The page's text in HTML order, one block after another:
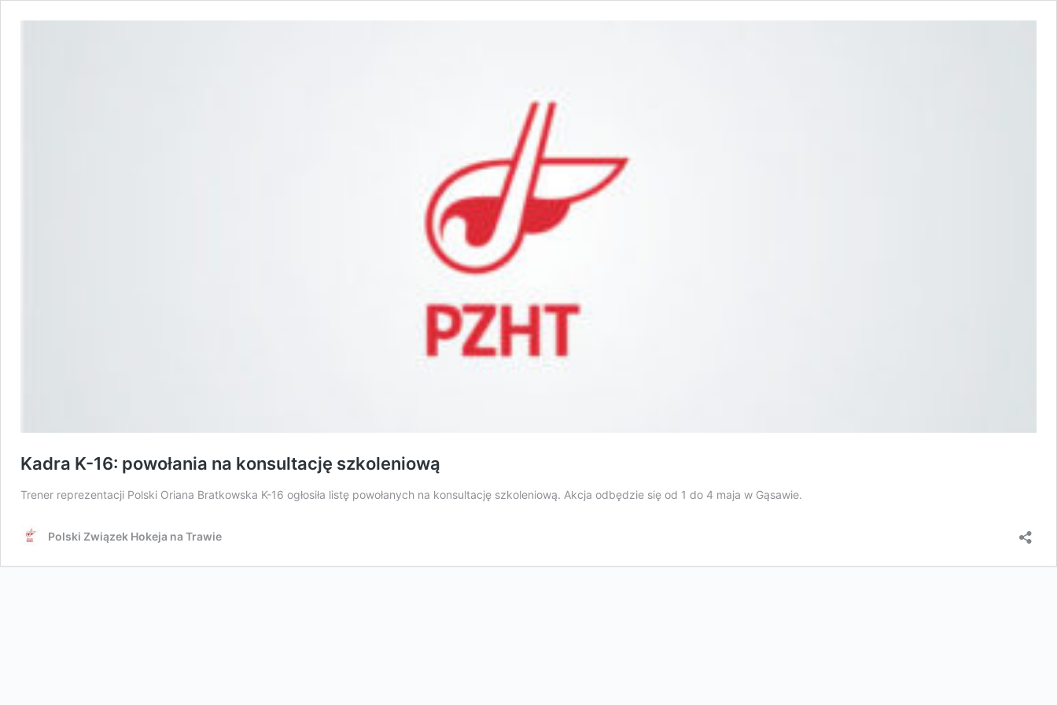
Kadra K-16: powołania na konsultację szkoleniową
Trener reprezentacji Polski Oriana Bratkowska K-16 ogłosiła listę powołanych na konsultację szkoleniową. Akcja odbędzie się od 1 do 4 maja w Gąsawie.
Polski Związek Hokeja na Trawie